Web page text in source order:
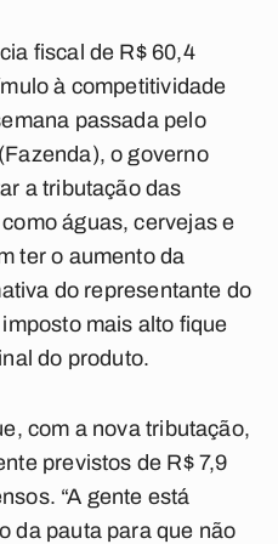
fiscal de R$ 60,4
à competitividade
passada pelo
o governo
a tributação das
águas, cervejas e
ter o aumento da
do representante do
mais alto fique
do produto.
com a nova tributação,
previstos de R$ 7,9
“A gente está
da pauta para que não